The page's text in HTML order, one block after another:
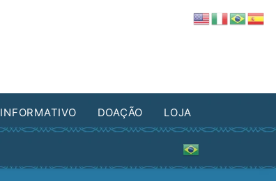
INFORMATIVO DOAÇÃO LOJA